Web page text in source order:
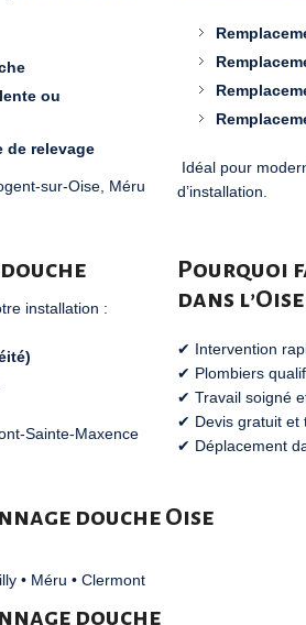
ou
de relevage
sur-Oise Méru
Idéal pour
d’installation.
installation :
Sainte-Maxence
Pourquoi
dans l’Oise
✔ Intervention
✔ Plombiers
✔ Travail soigné
✔ Devis gratuit et
✔ Déplacement
douche Oise
• Méru • Clermont
douche